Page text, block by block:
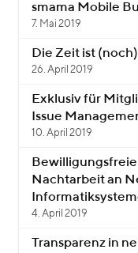
7. Mai 2019
smama Mobile
26. April 2019
Die Zeit ist
10. April 2019
Exklusiv für
Issue
4. April 2019
Nachtarbeit an
Transparenz in